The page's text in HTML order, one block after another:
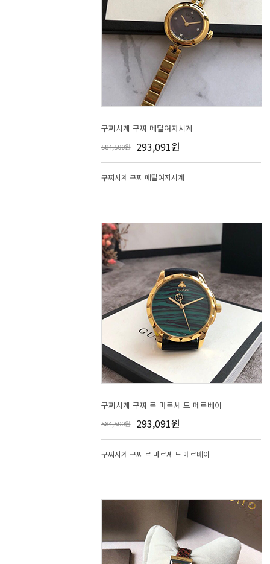
구찌시계 구찌 메탈여자시계
584,500원 293,091원
구찌시계 구찌 메탈여자시계
구찌시계 구찌 르 마르셰 드 메르베이
584,500원 293,091원
구찌시계 구찌 르 마르셰 드 메르베이